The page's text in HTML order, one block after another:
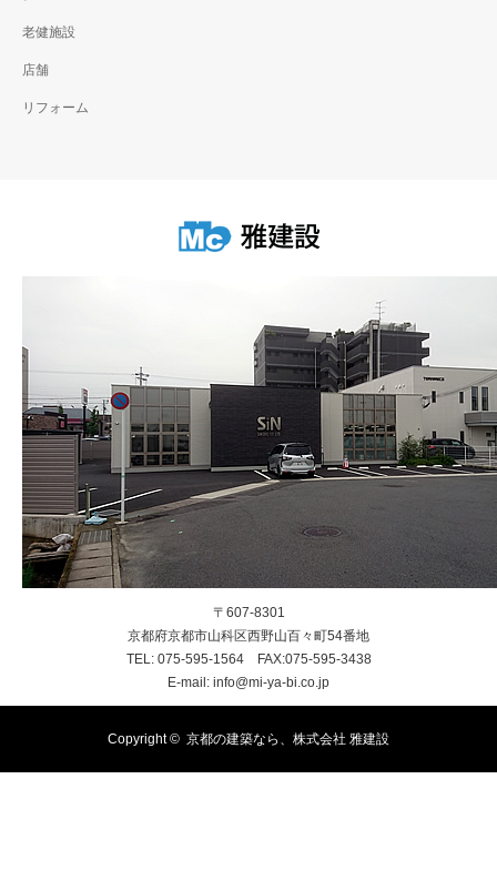
老健施設
店舗
リフォーム
〒607-8301
京都府京都市山科区西野山百々町54番地
TEL: 075-595-1564 FAX:075-595-3438
E-mail: info@mi-ya-bi.co.jp
Copyright © 京都の建築なら、株式会社 雅建設